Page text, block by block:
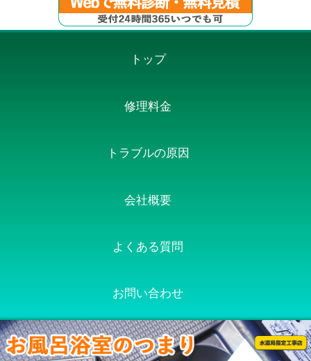
トップ
修理料金
トラブルの原因
会社概要
よくある質問
お問い合わせ